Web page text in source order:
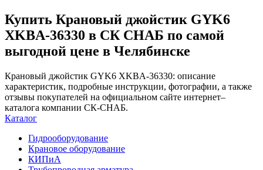
Купить Крановый джойстик GYK6
XKBA-36330 в СК СНАБ по самой
выгодной цене в Челябинске
Крановый джойстик GYK6 XKBA-36330: описание
характеристик, подробные инструкции, фотографии, а также
отзывы покупателей на официальном сайте интернет–
каталога компании СК-СНАБ.
Каталог
Гидрооборудование
Крановое оборудование
КИПиА